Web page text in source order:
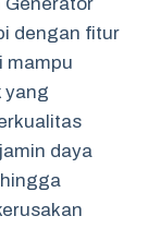
dengan fitur
mampu
yang
daya